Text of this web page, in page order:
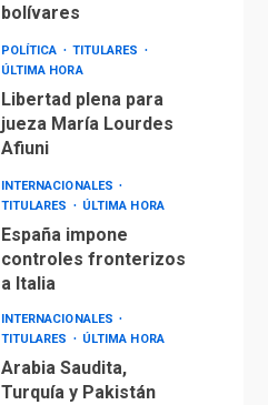
bolívares
POLÍTICA
TITULARES
ÚLTIMA HORA
Libertad plena para
jueza María Lourdes
Afiuni
INTERNACIONALES
TITULARES
ÚLTIMA HORA
España impone
controles fronterizos
a Italia
INTERNACIONALES
TITULARES
ÚLTIMA HORA
Arabia Saudita,
Turquía y Pakistán